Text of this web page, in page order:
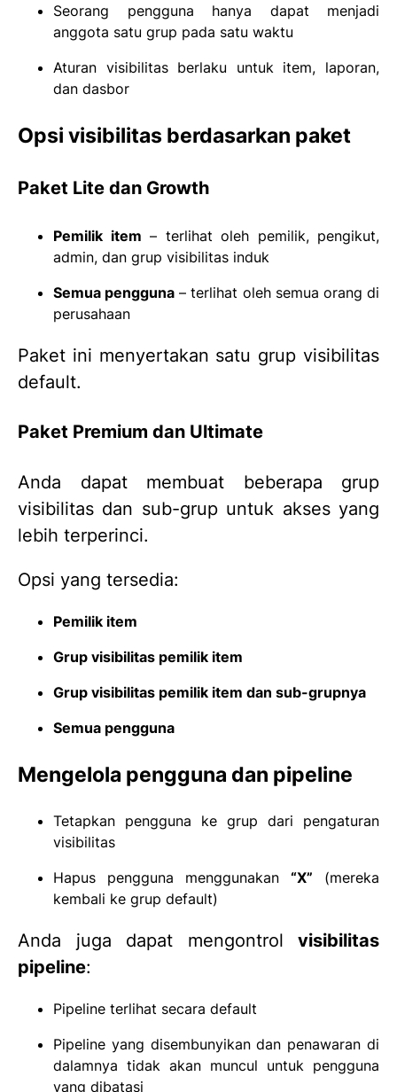
Seorang pengguna hanya dapat menjadi
anggota satu grup pada satu waktu
Aturan visibilitas berlaku untuk item, laporan,
dan dasbor
Opsi visibilitas berdasarkan paket
Paket Lite dan Growth
Pemilik item – terlihat oleh pemilik, pengikut,
admin, dan grup visibilitas induk
Semua pengguna – terlihat oleh semua orang di
perusahaan
Paket ini menyertakan satu grup visibilitas
default.
Paket Premium dan Ultimate
Anda dapat membuat beberapa grup
visibilitas dan sub-grup untuk akses yang
lebih terperinci.
Opsi yang tersedia:
Pemilik item
Grup visibilitas pemilik item
Grup visibilitas pemilik item dan sub-grupnya
Semua pengguna
Mengelola pengguna dan pipeline
Tetapkan pengguna ke grup dari pengaturan
visibilitas
Hapus pengguna menggunakan “X” (mereka
kembali ke grup default)
Anda juga dapat mengontrol visibilitas
pipeline:
Pipeline terlihat secara default
Pipeline yang disembunyikan dan penawaran di
dalamnya tidak akan muncul untuk pengguna
yang dibatasi